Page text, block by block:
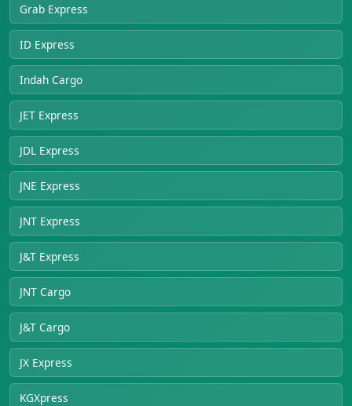
Grab Express
ID Express
Indah Cargo
JET Express
JDL Express
JNE Express
JNT Express
J&T Express
JNT Cargo
J&T Cargo
JX Express
KGXpress